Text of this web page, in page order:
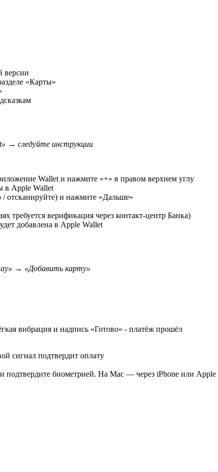
версии
«Карты»
→ следуйте инструкции
Wallet и нажмите «+» в правом верхнем углу
в Apple Wallet
отсканируйте) и нажмите «Дальше»
верификация через контакт-центр Банка)
добавлена в Apple Wallet
→ «Добавить карту»
вибрация и надпись «Готово» - платёж прошёл
сигнал подтвердит оплату
биометрией. На Mac — через iPhone или Apple